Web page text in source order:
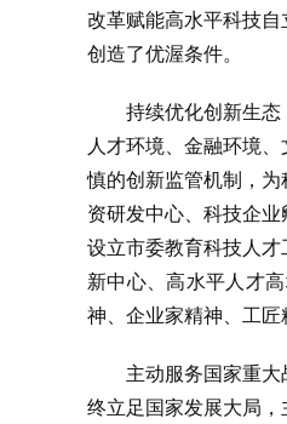
改革赋能高水平科技
创造了优渥条件。
持续优化创新生
人才环境、金融环境
慎的创新监管机制，
资研发中心、科技企
设立市委教育科技人
新中心、高水平人才
神、企业家精神、工匠
主动服务国家重
终立足国家发展大局